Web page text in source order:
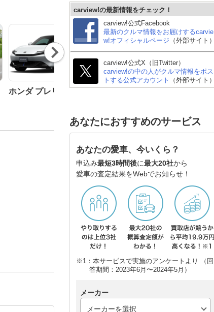
ホンダ プレリュード
Nex
t
carview!の最新情報をチェック！
carview!公式Facebook
最新のクルマ情報をお届けするcarvie
w!オフィシャルページ （外部サイト）
carview!公式X（旧Twitter）
carview!の中の人がクルマ情報をポス
トする公式アカウント
（外部サイト）
あなたにおすすめのサービス
あなたの愛車、今いくら？
申込み最短3時間後に最大20社から
愛車の査定結果をWebでお知らせ！
※1：本サービスで実施のアンケートより （回
答期間：2023年6月〜2024年5月）
メーカー